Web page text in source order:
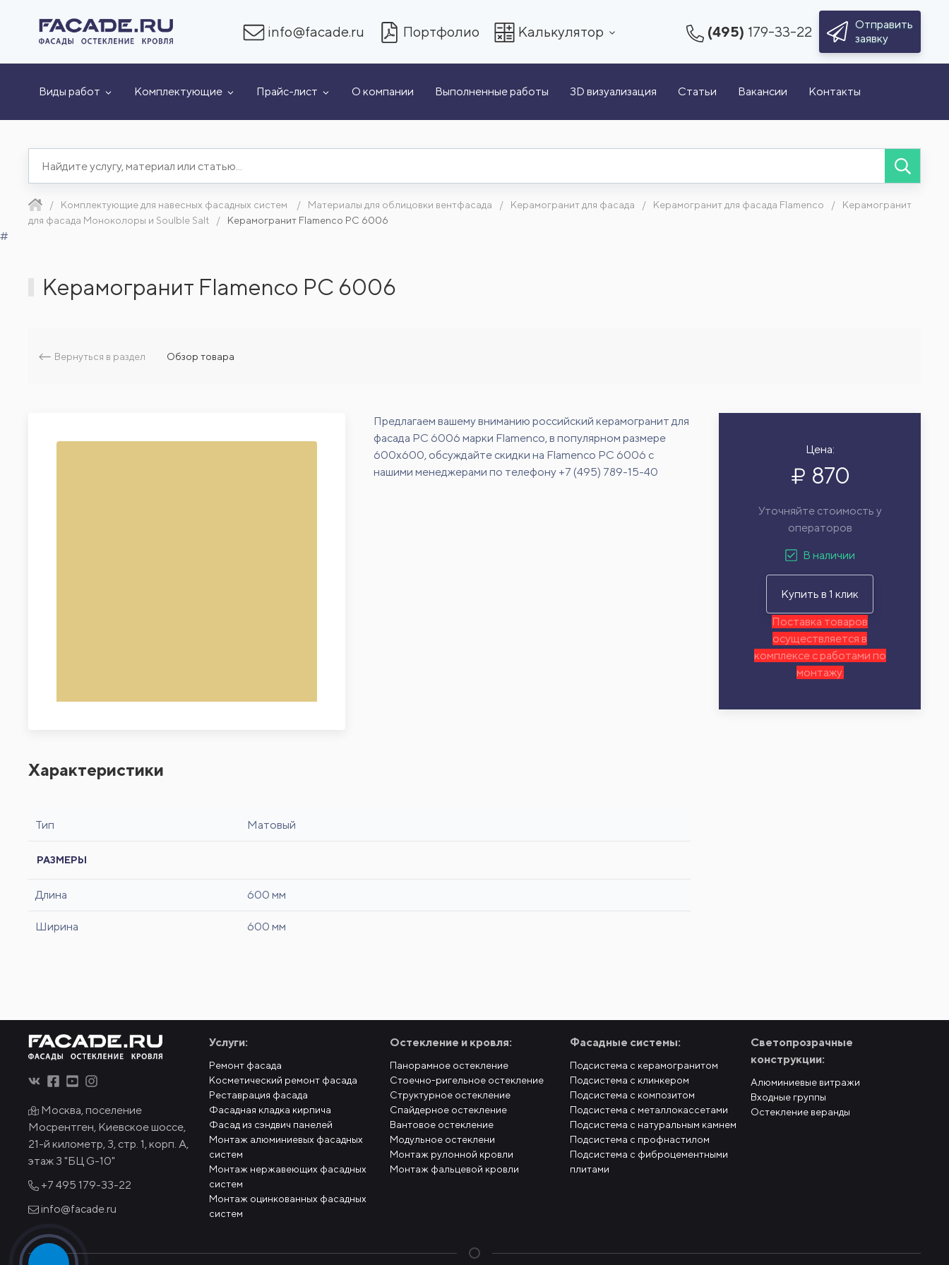
info@facade.ru Портфолио Калькулятор (495) 179-33-22
Отправить
заявку
Виды работ Комплектующие Прайс-лист О компании Выполненные работы 3D визуализация Статьи Вакансии Контакты
Комплектующие для навесных фасадных систем Материалы для облицовки вентфасада Керамогранит для фасада Керамогранит для фасада Flamenco
Керамогранит
для фасада Моноколоры и Soulble Salt
Керамогранит Flamenco PC 6006
#
Керамогранит Flamenco PC 6006
Вернуться в раздел Обзор товара
Предлагаем вашему вниманию российский керамогранит для
фасада PC 6006 марки Flamenco, в популярном размере
600х600, обсуждайте скидки на Flamenco PC 6006 с
нашими менеджерами по телефону +7 (495) 789-15-40
Характеристики
Тип Матовый
РАЗМЕРЫ
Длина 600 мм
Ширина 600 мм
Цена:
870
Уточняйте стоимость у
операторов
В наличии
Купить в 1 клик
Поставка товаров
осуществляется в
комплексе с работами по
монтажу.
Москва, поселение
Мосрентген, Киевское шоссе,
21-й километр, 3, стр. 1, корп. А,
этаж 3 "БЦ G-10"
+7 495 179-33-22
info@facade.ru
Услуги:
Ремонт фасада
Косметический ремонт фасада
Реставрация фасада
Фасадная кладка кирпича
Фасад из сэндвич панелей
Монтаж алюминиевых фасадных
систем
Монтаж нержавеющих фасадных
систем
Монтаж оцинкованных фасадных
систем
Остекление и кровля:
Панорамное остекление
Стоечно-ригельное остекление
Структурное остекление
Спайдерное остекление
Вантовое остекление
Модульное остеклени
Монтаж рулонной кровли
Монтаж фальцевой кровли
Фасадные системы:
Подсистема с керамогранитом
Подсистема с клинкером
Подсистема с композитом
Подсистема с металлокассетами
Подсистема с натуральным камнем
Подсистема с профнастилом
Подсистема с фиброцементными
плитами
Светопрозрачные
конструкции:
Алюминиевые витражи
Входные группы
Остекление веранды